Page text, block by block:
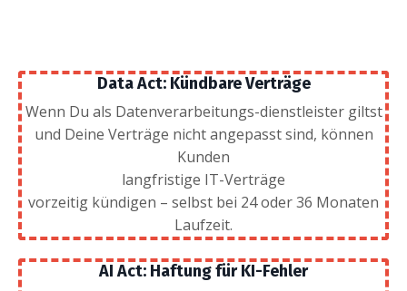
Data Act: Kündbare Verträge
Wenn Du als Datenverarbeitungs-dienstleister giltst
und Deine Verträge nicht angepasst sind, können
Kunden
langfristige IT-Verträge
vorzeitig kündigen – selbst bei 24 oder 36 Monaten
Laufzeit.
AI Act: Haftung für KI-Fehler